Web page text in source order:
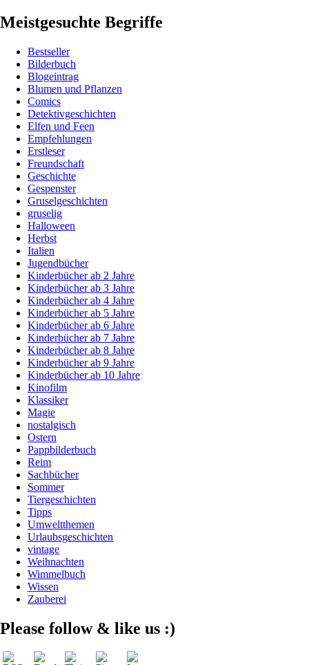
Meistgesuchte Begriffe
Bestseller
Bilderbuch
Blogeintrag
Blumen und Pflanzen
Comics
Detektivgeschichten
Elfen und Feen
Empfehlungen
Erstleser
Freundschaft
Geschichte
Gespenster
Gruselgeschichten
gruselig
Halloween
Herbst
Italien
Jugendbücher
Kinderbücher ab 2 Jahre
Kinderbücher ab 3 Jahre
Kinderbücher ab 4 Jahre
Kinderbücher ab 5 Jahre
Kinderbücher ab 6 Jahre
Kinderbücher ab 7 Jahre
Kinderbücher ab 8 Jahre
Kinderbücher ab 9 Jahre
Kinderbücher ab 10 Jahre
Kinofilm
Klassiker
Magie
nostalgisch
Ostern
Pappbilderbuch
Reim
Sachbücher
Sommer
Tiergeschichten
Tipps
Umweltthemen
Urlaubsgeschichten
vintage
Weihnachten
Wimmelbuch
Wissen
Zauberei
Please follow & like us :)